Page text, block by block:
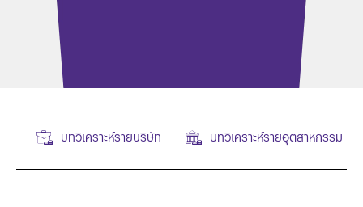
บทวิเคราะห์รายบริษัท บทวิเคราะห์รายอุตสาหกรรม